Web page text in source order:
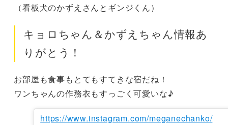
（看板犬のかずえさんとギンジくん）
キョロちゃん＆かずえちゃん情報あ
りがとう！
お部屋も食事もとてもすてきな宿だね！
ワンちゃんの作務衣もすっごく可愛いな♪
https://www.instagram.com/meganechanko/